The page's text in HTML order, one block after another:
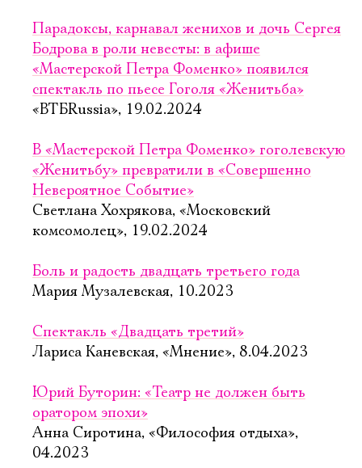
Парадоксы, карнавал женихов и дочь Сергея
Бодрова в роли невесты: в афише
«Мастерской Петра Фоменко» появился
спектакль по пьесе Гоголя «Женитьба»
«ВТБRussia», 19.02.2024
В «Мастерской Петра Фоменко» гоголевскую
«Женитьбу» превратили в «Совершенно
Невероятное Событие»
Светлана Хохрякова, «Московский
комсомолец», 19.02.2024
Боль и радость двадцать третьего года
Мария Музалевская, 10.2023
Спектакль «Двадцать третий»
Лариса Каневская, «Мнение», 8.04.2023
Юрий Буторин: «Театр не должен быть
оратором эпохи»
Анна Сиротина, «Философия отдыха»,
04.2023